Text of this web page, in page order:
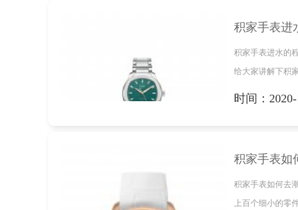
积家手表进
积家手表进水的
给大家讲解下积
时间：
积家手表如
积家手表如何去
上百个细小的零